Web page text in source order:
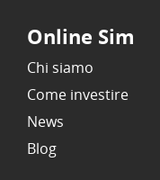
Online Sim
Chi siamo
Come investire
News
Blog